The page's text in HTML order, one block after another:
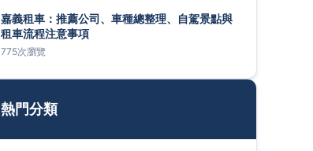
嘉義租車：推薦公司、車種總整理、自駕景點與
租車流程注意事項
775次瀏覽
熱門分類